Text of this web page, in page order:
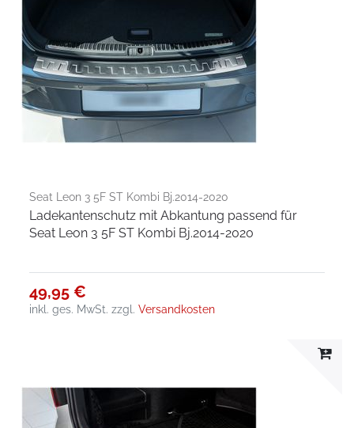
Seat Leon 3 5F ST Kombi Bj.2014-2020
Ladekantenschutz mit Abkantung passend für
Seat Leon 3 5F ST Kombi Bj.2014-2020
49,95 €
inkl. ges. MwSt. zzgl.Versandkosten